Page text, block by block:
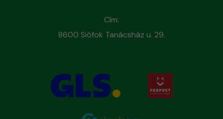
Cím:
8600 Siófok Tanácsház u. 29.